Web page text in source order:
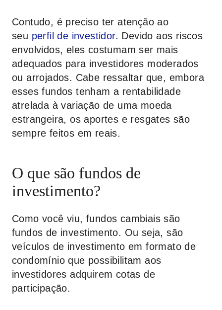
Contudo, é preciso ter atenção ao
seu perfil de investidor. Devido aos riscos
envolvidos, eles costumam ser mais
adequados para investidores moderados
ou arrojados. Cabe ressaltar que, embora
esses fundos tenham a rentabilidade
atrelada à variação de uma moeda
estrangeira, os aportes e resgates são
sempre feitos em reais.
O que são fundos de
investimento?
Como você viu, fundos cambiais são
fundos de investimento. Ou seja, são
veículos de investimento em formato de
condomínio que possibilitam aos
investidores adquirem cotas de
participação.